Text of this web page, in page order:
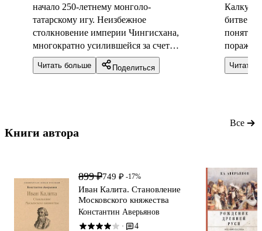
начало 250-летнему монголо-
татарскому игу. Неизбежное
столкновение империи Чингисхана,
многократно усилившейся за счет
покорения ряда других стран Востока,
и ставшей на тот момент
общерусских. Что, к сожалению, и
Читать больше Поделиться
Калку
битве у
больше
Читать
Книги автора
Все
899 ₽749 ₽ -17%
Иван Калита. Становление
Московского княжества
Константин Аверьянов
· 4